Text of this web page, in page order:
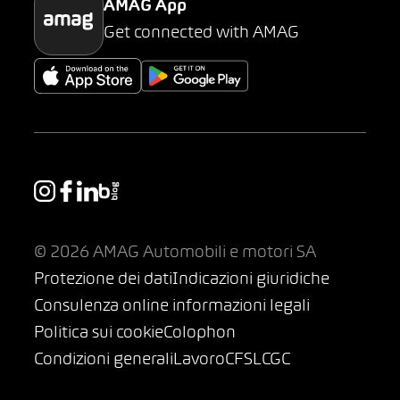
AMAG App
Get connected with AMAG
© 2026 AMAG Automobili e motori SA
Protezione dei datiIndicazioni giuridiche
Consulenza online informazioni legali
Politica sui cookieColophon
Condizioni generaliLavoroCFSLCGC